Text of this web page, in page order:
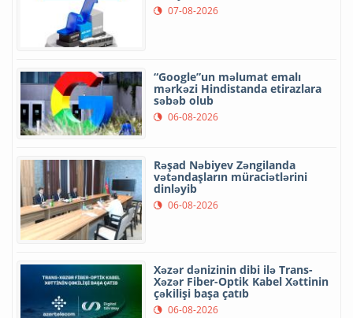
07-08-2026
“Google”un məlumat emalı
mərkəzi Hindistanda etirazlara
səbəb olub
06-08-2026
Rəşad Nəbiyev Zəngilanda
vətəndaşların müraciətlərini
dinləyib
06-08-2026
Xəzər dənizinin dibi ilə Trans-
Xəzər Fiber-Optik Kabel Xəttinin
çəkilişi başa çatıb
06-08-2026